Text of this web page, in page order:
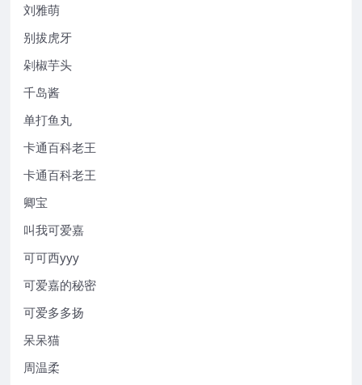
刘雅萌
别拔虎牙
剁椒芋头
千岛酱
单打鱼丸
卡通百科老王
卡通百科老王
卿宝
叫我可爱嘉
可可西yyy
可爱嘉的秘密
可爱多多扬
呆呆猫
周温柔